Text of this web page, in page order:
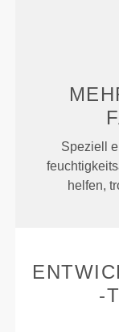
Speziell
helfen,
-